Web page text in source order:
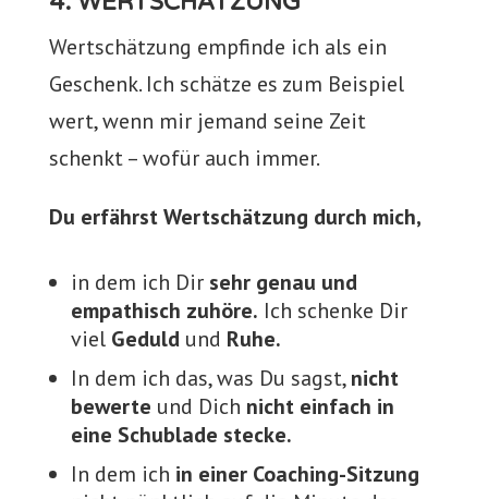
Wertschätzung empfinde ich als ein
Geschenk. Ich schätze es zum Beispiel
wert, wenn mir jemand seine Zeit
schenkt – wofür auch immer.
Du erfährst Wertschätzung durch mich,
in dem ich Dir sehr genau und
empathisch zuhöre. Ich schenke Dir
viel Geduld und Ruhe.
In dem ich das, was Du sagst,nicht
bewerte und Dich nicht einfach in
eine Schublade stecke.
In dem ich in einer Coaching-Sitzung